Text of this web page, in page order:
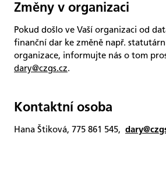
Změny v organizaci
Pokud došlo ve Vaší organizaci od
finanční dar ke změně např.
organizace, informujte nás o tom
dary@czgs.cz.
Kontaktní osoba
Hana Štiková, 775 861 545,